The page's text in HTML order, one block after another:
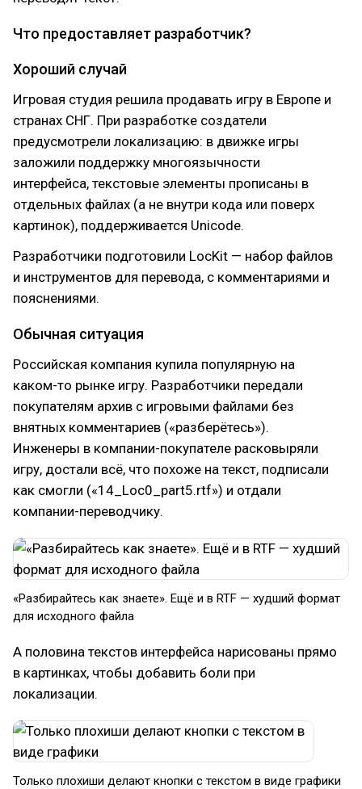
Что предоставляет разработчик?
Хороший случай
Игровая студия решила продавать игру в Европе и
странах СНГ. При разработке создатели
предусмотрели локализацию: в движке игры
заложили поддержку многоязычности
интерфейса, текстовые элементы прописаны в
отдельных файлах (а не внутри кода или поверх
картинок), поддерживается Unicode.
Разработчики подготовили LocKit — набор файлов
и инструментов для перевода, с комментариями и
пояснениями.
Обычная ситуация
Российская компания купила популярную на
каком-то рынке игру. Разработчики передали
покупателям архив с игровыми файлами без
внятных комментариев («разберётесь»).
Инженеры в компании-покупателе расковыряли
игру, достали всё, что похоже на текст, подписали
как смогли («14_Loc0_part5.rtf») и отдали
компании-переводчику.
«Разбирайтесь как знаете». Ещё и в RTF — худший формат
для исходного файла
А половина текстов интерфейса нарисованы прямо
в картинках, чтобы добавить боли при
локализации.
Только плохиши делают кнопки с текстом в виде графики